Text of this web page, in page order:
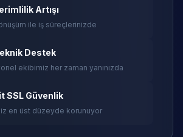
Artışı
ile iş süreçlerinizde
Destek
ekibimiz her zaman yanınızda
SSL Güvenlik
en üst düzeyde korunuyor